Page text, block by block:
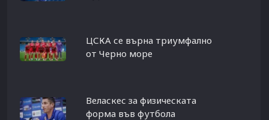
ЦСКА се върна триумфално
от Черно море
Веласкес за физическата
форма във футбола